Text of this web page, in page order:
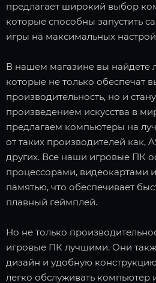
предлагает широкий выбор
которые способны запустить
игры на максимальных
В нашем магазине вы найдете
которые не только обеспечат
производительность, но и
произведением искусства в
предлагаем компьютеры на
от таких производителей как,
других. Все наши игровые ПК
процессорами, видеокартами
памятью, что обеспечивает
плавный геймплей.
Но не только
игровые ПК лучшими. Они
дизайн и удобную
легко обслуживать компьютер